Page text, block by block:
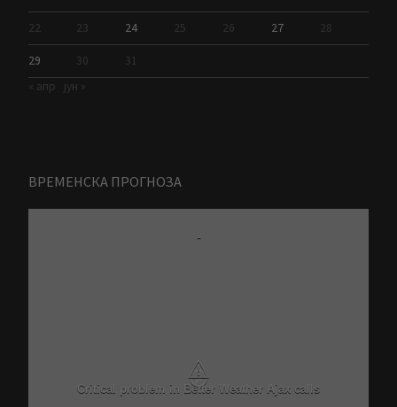
22 23 24 25 26 27 28
29 30
31
« апр
јун »
ВРЕМЕНСКА ПРОГНОЗА
-
⚠
Critical problem in Better Weather Ajax calls